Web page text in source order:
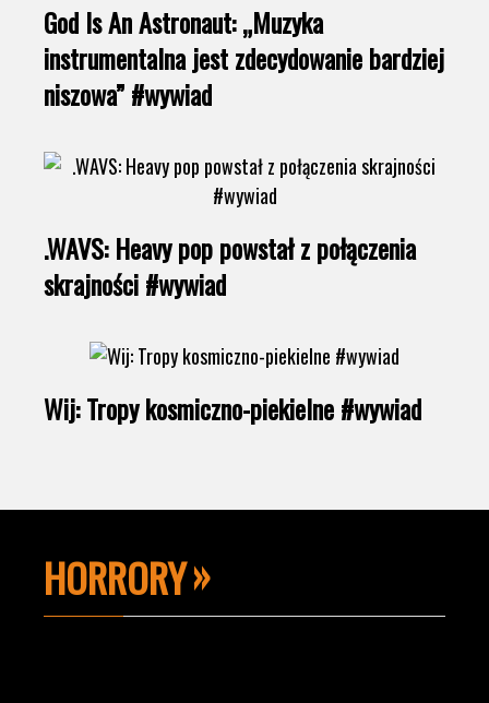
God Is An Astronaut: „Muzyka
instrumentalna jest zdecydowanie bardziej
niszowa” #wywiad
.WAVS: Heavy pop powstał z połączenia
skrajności #wywiad
Wij: Tropy kosmiczno-piekielne #wywiad
HORRORY